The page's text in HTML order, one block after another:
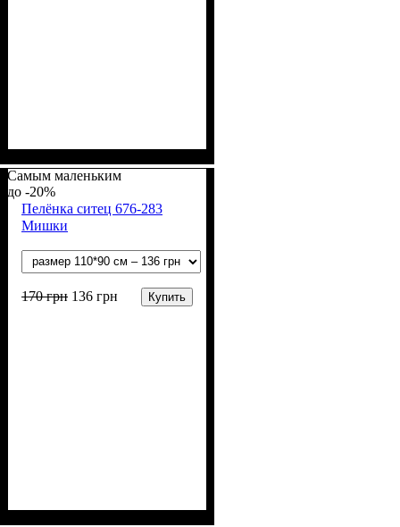
Самым маленьким
-20%
Пелёнка ситец 676-283
Мишки
170грн 136 грн Купить